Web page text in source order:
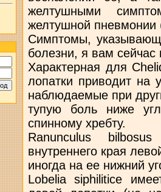
желтушными
желтушной
Симптомы,
болезни, я вам сейчас
Характерная для
лопатки приводит на
наблюдаемые при
тупую боль ниже
спинному хребту.
Ranunculus
внутреннего края
иногда на ее нижний
Lobelia siphilitice